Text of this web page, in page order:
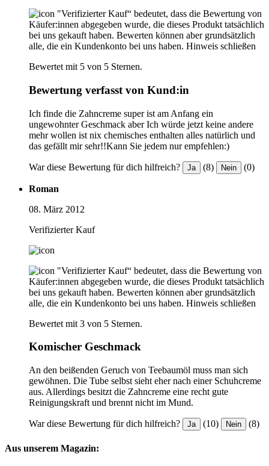
"Verifizierter Kauf“ bedeutet, dass die Bewertung von
Käufer:innen abgegeben wurde, die dieses Produkt tatsächlich
bei uns gekauft haben. Bewerten können aber grundsätzlich
alle, die ein Kundenkonto bei uns haben. Hinweis schließen
Bewertet mit 5 von 5 Sternen.
Bewertung verfasst von Kund:in
Ich finde die Zahncreme super ist am Anfang ein
ungewohnter Geschmack aber Ich würde jetzt keine andere
mehr wollen ist nix chemisches enthalten alles natürlich und
das gefällt mir sehr!!Kann Sie jedem nur empfehlen:)
War diese Bewertung für dich hilfreich? Ja (8) Nein (0)
Roman
08. März 2012
Verifizierter Kauf
"Verifizierter Kauf“ bedeutet, dass die Bewertung von
Käufer:innen abgegeben wurde, die dieses Produkt tatsächlich
bei uns gekauft haben. Bewerten können aber grundsätzlich
alle, die ein Kundenkonto bei uns haben. Hinweis schließen
Bewertet mit 3 von 5 Sternen.
Komischer Geschmack
An den beißenden Geruch von Teebaumöl muss man sich
gewöhnen. Die Tube selbst sieht eher nach einer Schuhcreme
aus. Allerdings besitzt die Zahncreme eine recht gute
Reinigungskraft und brennt nicht im Mund.
War diese Bewertung für dich hilfreich? Ja (10) Nein (8)
Aus unserem Magazin: